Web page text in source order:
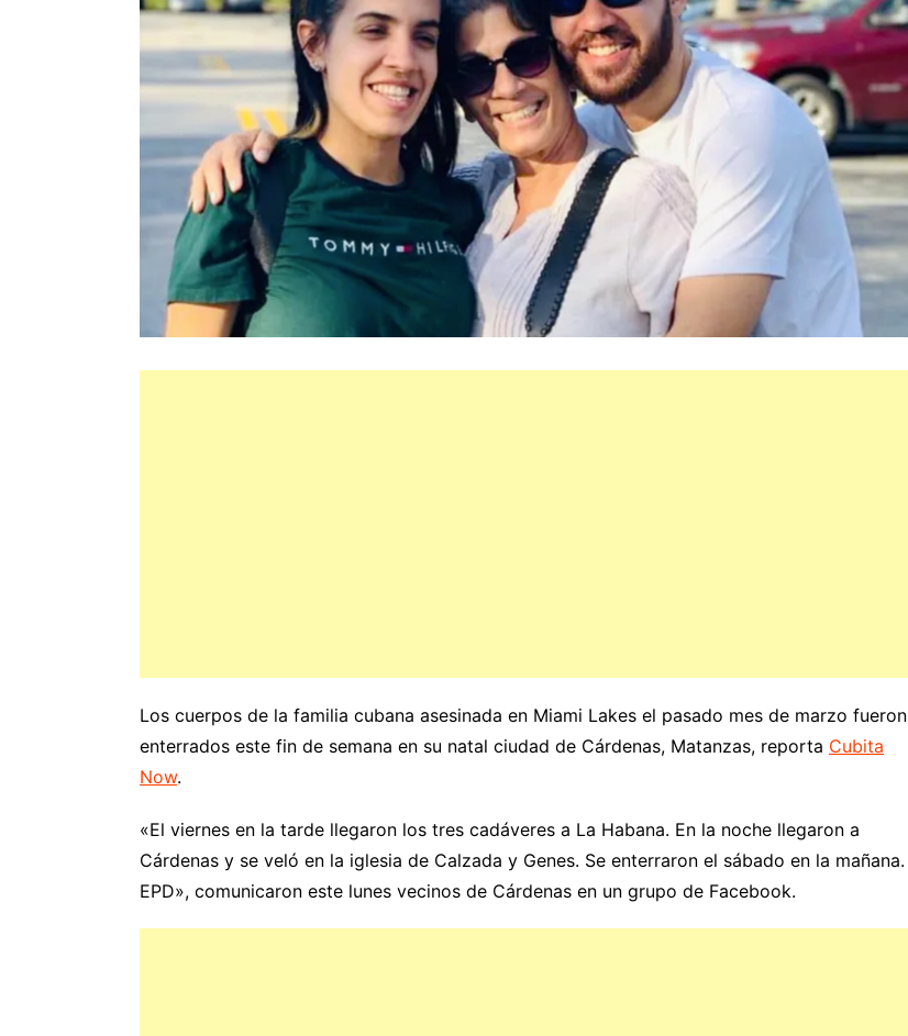
Los cuerpos de la familia cubana asesinada en Miami Lakes el pasado mes de marzo fueron
enterrados este fin de semana en su natal ciudad de Cárdenas, Matanzas, reporta Cubita
Now.
«El viernes en la tarde llegaron los tres cadáveres a La Habana. En la noche llegaron a
Cárdenas y se veló en la iglesia de Calzada y Genes. Se enterraron el sábado en la mañana.
EPD», comunicaron este lunes vecinos de Cárdenas en un grupo de Facebook.